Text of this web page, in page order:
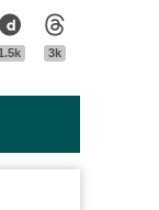
Dailymotion
3k